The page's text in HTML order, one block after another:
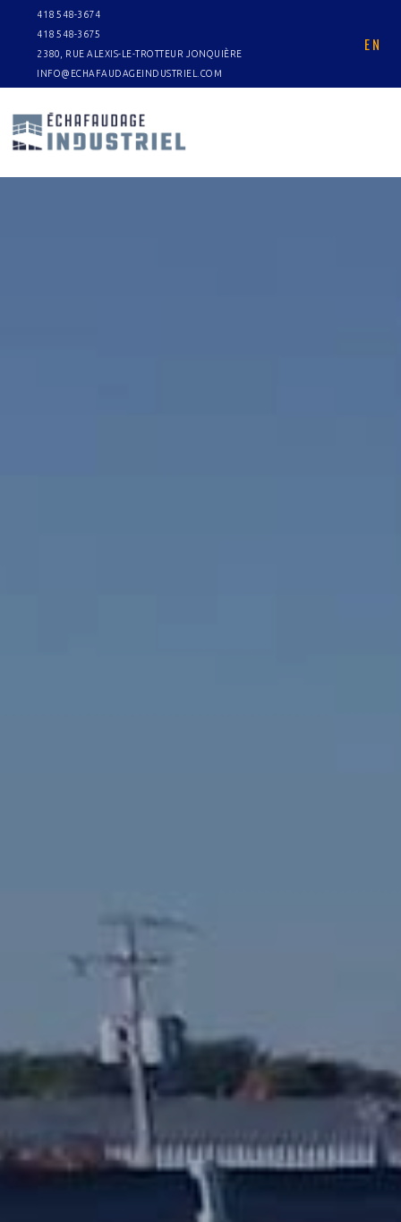
418 548-3674
418 548-3675
2380, RUE ALEXIS-LE-TROTTEUR JONQUIÈRE
INFO@ECHAFAUDAGEINDUSTRIEL.COM
EN